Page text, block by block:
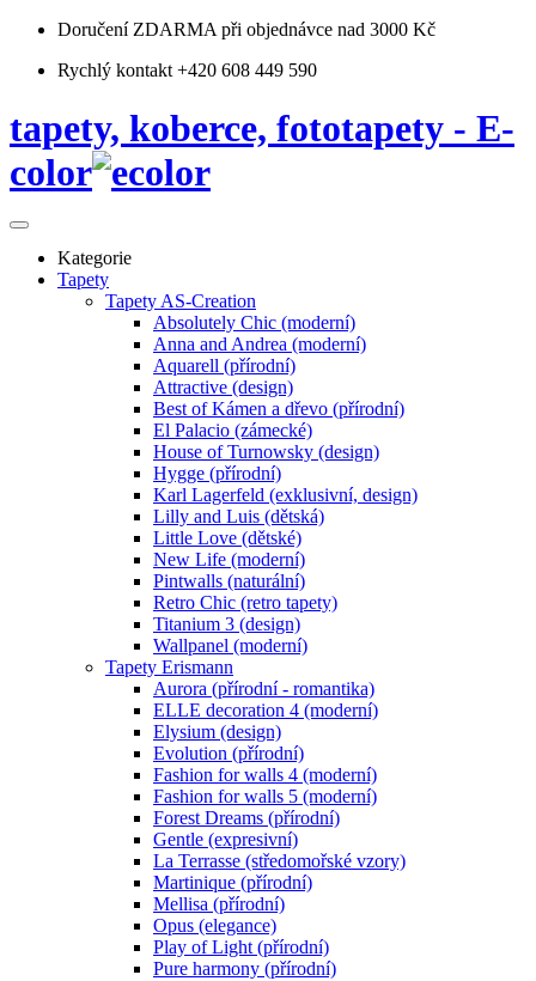
Doručení ZDARMA při objednávce nad 3000 Kč
Rychlý kontakt +420 608 449 590
tapety, koberce, fototapety - E-
color
Kategorie
Tapety
Tapety AS-Creation
Absolutely Chic (moderní)
Anna and Andrea (moderní)
Aquarell (přírodní)
Attractive (design)
Best of Kámen a dřevo (přírodní)
El Palacio (zámecké)
House of Turnowsky (design)
Hygge (přírodní)
Karl Lagerfeld (exklusivní, design)
Lilly and Luis (dětská)
Little Love (dětské)
New Life (moderní)
Pintwalls (naturální)
Retro Chic (retro tapety)
Titanium 3 (design)
Wallpanel (moderní)
Tapety Erismann
Aurora (přírodní - romantika)
ELLE decoration 4 (moderní)
Elysium (design)
Evolution (přírodní)
Fashion for walls 4 (moderní)
Fashion for walls 5 (moderní)
Forest Dreams (přírodní)
Gentle (expresivní)
La Terrasse (středomořské vzory)
Martinique (přírodní)
Mellisa (přírodní)
Opus (elegance)
Play of Light (přírodní)
Pure harmony (přírodní)